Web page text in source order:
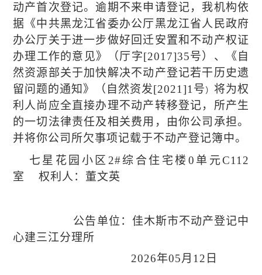
动产首次登记。逾期不来申请登记，我机构依
据 《中共黑龙江省委办公厅黑龙江省人民政府
办公厅关于进一步做好回迁安置和不动产权证
办理工作的意见》（厅字[2017]35号）、《自
然资源部关于加快解决不动产登记若干历史遗
留问题的通知》（自然资发[2021]1 号 ） 将为权
利人 尚应全直接办理不动产转移登记，所产生
的一切法律责任及相关费用，由你公司承担。
并将你公司所欠事项记载于不动产登记簿中。
七星花园小区 2#综合住宅楼0单元C11 2
室
权利人： 董文英
公告单位：佳木斯市不动产登记中
心建三江分理所
2026年05月 12 日